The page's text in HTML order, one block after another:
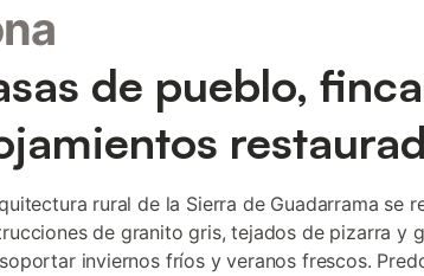
de pueblo,
rural de la Sierra de Guadarrama se
de granito gris, tejados de pizarra y
inviernos fríos y veranos frescos.